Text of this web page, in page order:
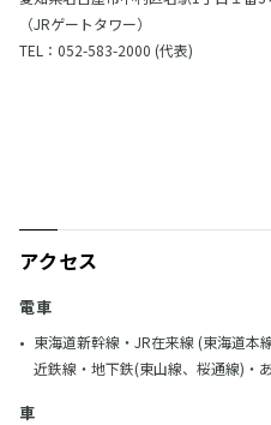
（JRゲートタワー）
TEL：052-583-2000 (代表)
アクセス
電車
東海道新幹線・JR在来線 (東海道本
近鉄線・地下鉄(東山線、桜通線)・
車